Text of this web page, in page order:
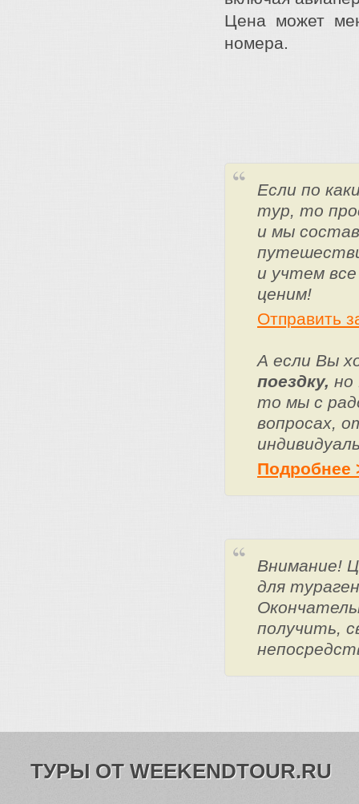
Цена может
номера.
Если по
тур, то
и мы
и учтем
ценим!
Отправить
А если Вы
поездку, но
то мы с
вопросах,
Подробнее
Внимание!
для
получить,
ТУРЫ ОТ WEEKENDTOUR.RU